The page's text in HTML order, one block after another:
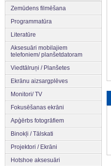
Zemūdens filmēšana
Programmatūra
Literatūre
Aksesuāri mobilajiem
telefoniem/ planšetdatoram
Viedtālruņi / Planšetes
Ekrānu aizsargplēves
Monitori/ TV
Fokusēšanas ekrāni
Apģērbs fotogrāfiem
Binokļi / Tālskati
Projektori / Ekrāni
Hotshoe aksesuāri